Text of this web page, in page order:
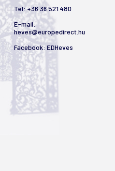
Tel:+36 36 521 480
E-mail:
heves@europedirect.hu
Facebook: EDHeves